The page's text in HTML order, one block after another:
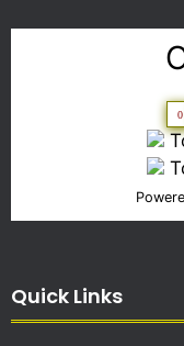
0
Quick Links